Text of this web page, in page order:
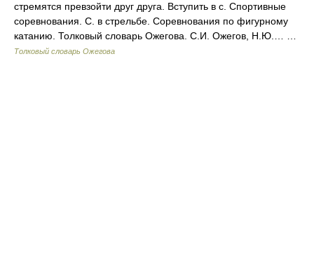
стремятся превзойти друг друга. Вступить в с. Спортивные
соревнования. С. в стрельбе. Соревнования по фигурному
катанию. Толковый словарь Ожегова. С.И. Ожегов, Н.Ю.… …
Толковый словарь Ожегова